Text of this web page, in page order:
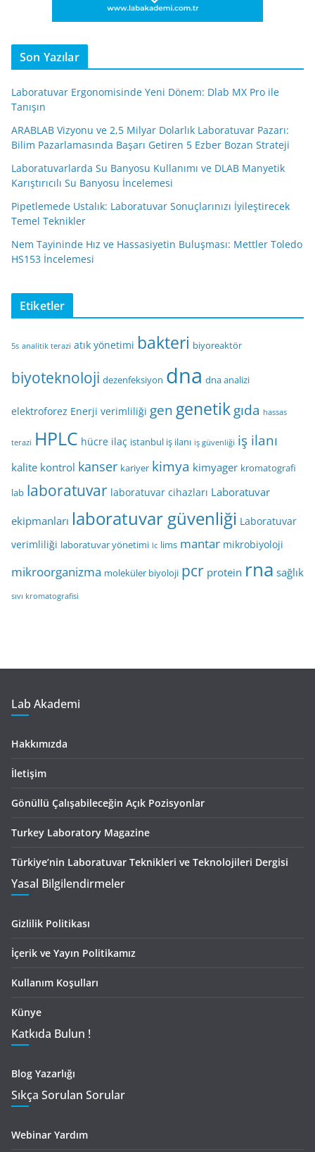
Son Yazılar
Laboratuvar Ergonomisinde Yeni Dönem: Dlab MX Pro ile
Tanışın
ARABLAB Vizyonu ve 2,5 Milyar Dolarlık Laboratuvar Pazarı:
Bilim Pazarlamasında Başarı Getiren 5 Ezber Bozan Strateji
Laboratuvarlarda Su Banyosu Kullanımı ve DLAB Manyetik
Karıştırıcılı Su Banyosu İncelemesi
Pipetlemede Ustalık: Laboratuvar Sonuçlarınızı İyileştirecek
Temel Teknikler
Nem Tayininde Hız ve Hassasiyetin Buluşması: Mettler Toledo
HS153 İncelemesi
Etiketler
5s analitik terazi atık yönetimi bakteri biyoreaktör
biyoteknoloji dezenfeksiyon dna dna analizi
elektroforez Enerji verimliliği gen genetikgıda hassas
terazi HPLC hücre ilaç istanbul iş ilanı iş güvenliği iş ilanı
kalite kontrol kanser kariyer kimya kimyager kromatografi
lab laboratuvar laboratuvar cihazları Laboratuvar
ekipmanları laboratuvar güvenliği Laboratuvar
verimliliği laboratuvar yönetimi lc lims mantar mikrobiyoloji
mikroorganizma moleküler biyoloji pcr protein rna sağlık
sıvı kromatografisi
Lab Akademi
Hakkımızda
İletişim
Gönüllü Çalışabileceğin Açık Pozisyonlar
Turkey Laboratory Magazine
Türkiye’nin Laboratuvar Teknikleri ve Teknolojileri Dergisi
Yasal Bilgilendirmeler
Gizlilik Politikası
İçerik ve Yayın Politikamız
Kullanım Koşulları
Künye
Katkıda Bulun !
Blog Yazarlığı
Sıkça Sorulan Sorular
Webinar Yardım